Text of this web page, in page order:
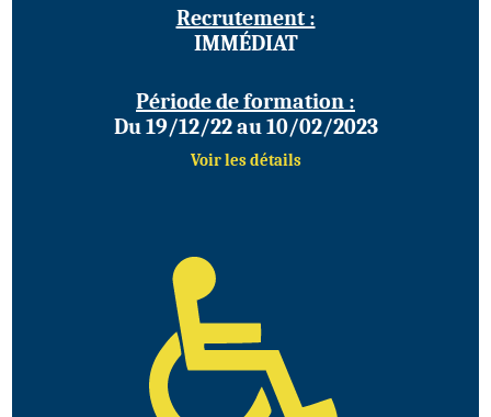
Recrutement :
IMMÉDIAT
Période de formation :
Du 19/12/22 au 10/02/2023
Voir les détails